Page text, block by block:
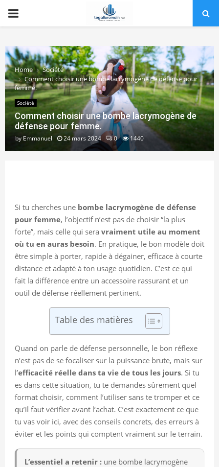
PRIMARY
Home
Société
Comment choisir une bombe lacrymogène de défense pour
femme.
Société
Comment choisir une bombe lacrymogène de
défense pour femme.
by Emmanuel 24 mars 2024 0 1440
Si tu cherches une bombe lacrymogène de défense
pour femme, l’objectif n’est pas de choisir “la plus
forte”, mais celle qui sera vraiment utile au moment
où tu en auras besoin. En pratique, le bon modèle doit
être simple à porter, rapide à dégainer, efficace à courte
distance et adapté à ton usage quotidien. C’est ce qui
fait la différence entre un accessoire rassurant et un
outil de défense réellement pertinent.
Table des matières
Quand on parle de défense personnelle, le bon réflexe
n’est pas de se focaliser sur la puissance brute, mais sur
l’efficacité réelle dans ta vie de tous les jours. Si tu
es dans cette situation, tu te demandes sûrement quel
format choisir, comment l’utiliser sans te tromper et ce
qu’il faut vérifier avant l’achat. C’est exactement ce que
tu vas voir ici, avec des conseils concrets, des erreurs à
éviter et les points qui comptent vraiment sur le terrain.
L’essentiel a retenir : une bombe lacrymogène